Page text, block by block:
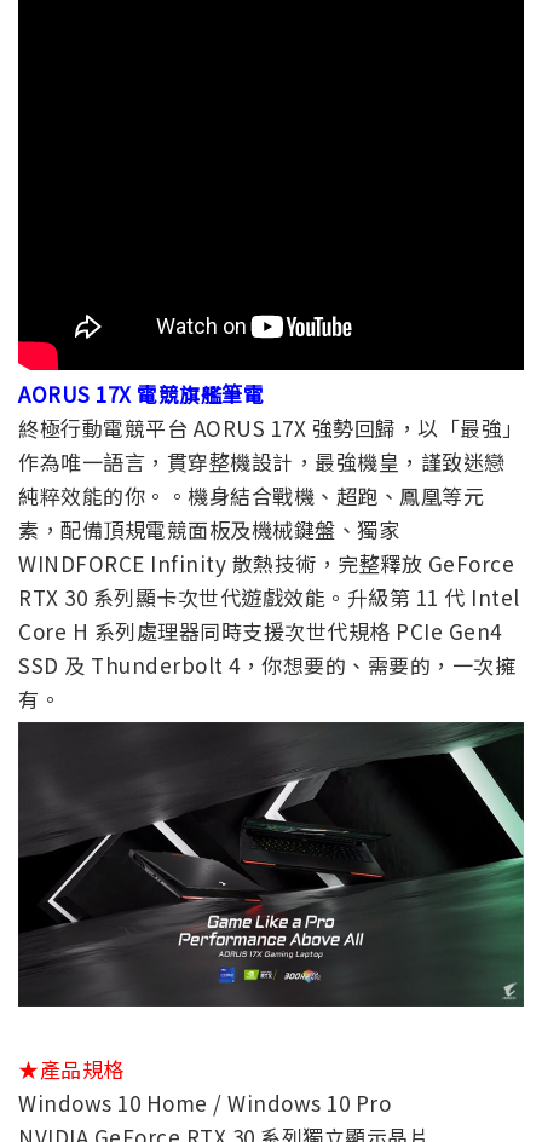
AORUS 17X 電競旗艦筆電
終極行動電競平台 AORUS 17X 強勢回歸，以「最強」
作為唯一語言，貫穿整機設計，最強機皇，謹致迷戀
純粹效能的你。。機身結合戰機、超跑、鳳凰等元
素，配備頂規電競面板及機械鍵盤、獨家
WINDFORCE Infinity 散熱技術，完整釋放 GeForce
RTX 30 系列顯卡次世代遊戲效能。升級第 11 代 Intel
Core H 系列處理器同時支援次世代規格 PCIe Gen4
SSD 及 Thunderbolt 4，你想要的、需要的，一次擁
有。
★產品規格
Windows 10 Home / Windows 10 Pro